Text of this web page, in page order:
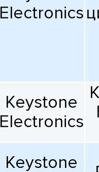
ПРОИЗВОДИТЕЛЕЙ
Electronics
Keystone
Electronics
Keystone